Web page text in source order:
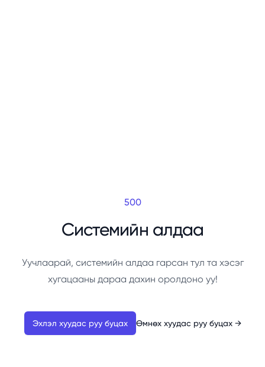
500
Системийн алдаа
Уучлаарай, системийн алдаа гарсан тул та хэсэг
хугацааны дараа дахин оролдоно уу!
Эхлэл хуудас руу буцах Өмнөх хуудас руу буцах →